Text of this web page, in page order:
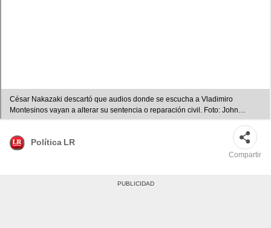
César Nakazaki descartó que audios donde se escucha a Vladimiro
Montesinos vayan a alterar su sentencia o reparación civil. Foto: John
Ramon/ La República
Política LR
Compartir